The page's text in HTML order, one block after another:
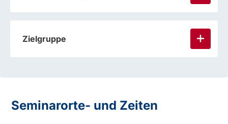
Zielgruppe
Seminarorte- und Zeiten